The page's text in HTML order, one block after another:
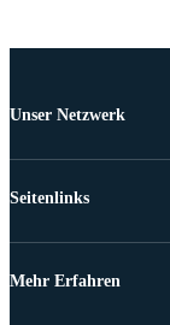
Unser Netzwerk
Seitenlinks
Mehr Erfahren